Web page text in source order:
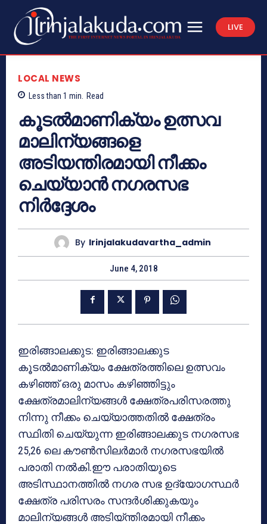
LIVE
LOCAL NEWS
Less than 1 min. Read
കൂടല്‍മാണിക്യം ഉത്സവ
മാലിന്യങ്ങളെ
അടിയന്തിരമായി നീക്കം
ചെയ്യാന്‍ നഗരസഭ
നിര്‍ദ്ദേശം
By Irinjalakudavartha_admin
June 4, 2018
ഇരിങ്ങാലക്കുട: ഇരിങ്ങാലക്കുട
കൂടല്‍മാണിക്യം ക്ഷേത്രത്തിലെ ഉത്സവം
കഴിഞ്ഞ് ഒരു മാസം കഴിഞ്ഞിട്ടും
ക്ഷേത്രമാലിന്യങ്ങള്‍ ക്ഷേത്രപരിസരത്തു
നിന്നു നീക്കം ചെയ്യാത്തതില്‍ ക്ഷേത്രം
സ്ഥിതി ചെയ്യുന്ന ഇരിങ്ങാലക്കുട നഗരസഭ
25,26 ലെ കൗണ്‍സിലര്‍മാര്‍ നഗരസഭയില്‍
പരാതി നല്‍കി.ഈ പരാതിയുടെ
അടിസ്ഥാനത്തില്‍ നഗര സഭ ഉദ്യോഗസ്ഥര്‍
ക്ഷേത്ര പരിസരം സന്ദര്‍ശിക്കുകയും
മാലിന്യങ്ങള്‍ അടിയ്ന്തിരമായി നീക്കം